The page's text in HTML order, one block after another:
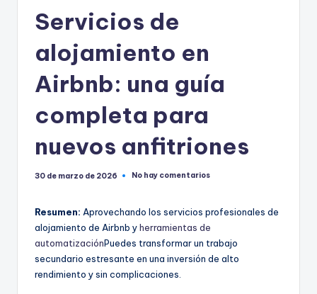
Servicios de
alojamiento en
Airbnb: una guía
completa para
nuevos anfitriones
30 de marzo de 2026 No hay comentarios
Resumen: Aprovechando los servicios profesionales de
alojamiento de Airbnb yherramientas de
automatizaciónPuedes transformar un trabajo
secundario estresante en una inversión de alto
rendimiento y sin complicaciones.